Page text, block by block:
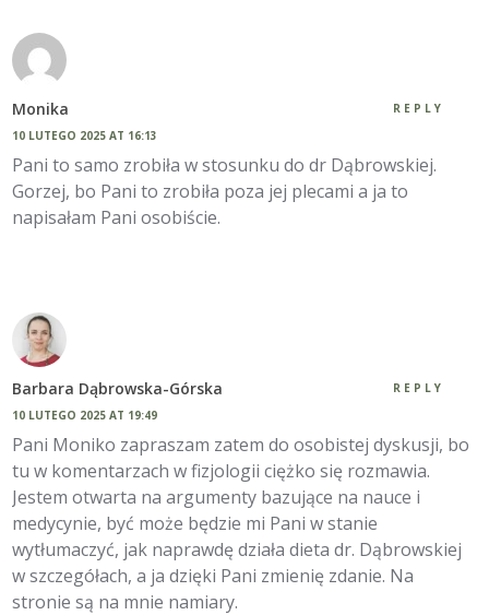
Monika
10 LUTEGO 2025 AT 16:13
REPLY
Pani to samo zrobiła w stosunku do dr Dąbrowskiej.
Gorzej, bo Pani to zrobiła poza jej plecami a ja to
napisałam Pani osobiście.
Barbara Dąbrowska-Górska
10 LUTEGO 2025 AT 19:49
REPLY
Pani Moniko zapraszam zatem do osobistej dyskusji, bo
tu w komentarzach w fizjologii ciężko się rozmawia.
Jestem otwarta na argumenty bazujące na nauce i
medycynie, być może będzie mi Pani w stanie
wytłumaczyć, jak naprawdę działa dieta dr. Dąbrowskiej
w szczegółach, a ja dzięki Pani zmienię zdanie. Na
stronie są na mnie namiary.